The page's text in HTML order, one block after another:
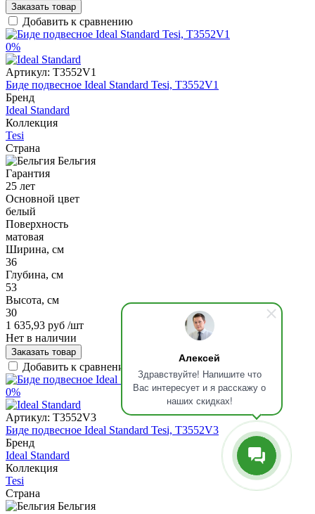
Алексей
Здравствуйте! Напишите что
Вас интересует и я расскажу о
наших скидках!
Заказать товар
Добавить к сравнению
0%
Артикул: T3552V1
Биде подвесное Ideal Standard Tesi, T3552V1
Бренд
Ideal Standard
Коллекция
Tesi
Страна
Бельгия
Гарантия
25 лет
Основной цвет
белый
Поверхность
матовая
Ширина, см
36
Глубина, см
53
Высота, см
30
1 635,93 руб /шт
Нет в наличии
Заказать товар
Добавить к сравнению
0%
Артикул: T3552V3
Биде подвесное Ideal Standard Tesi, T3552V3
Бренд
Ideal Standard
Коллекция
Tesi
Страна
Бельгия